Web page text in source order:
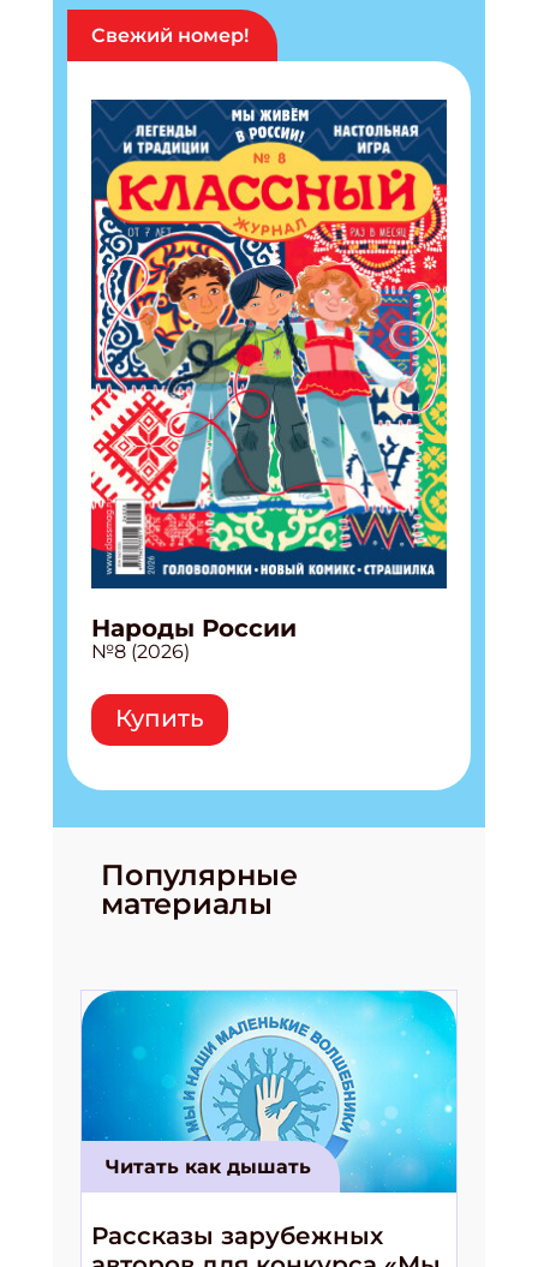
Свежий номер!
Народы России
№8 (2026)
Купить
Популярные
материалы
Читать как дышать
Рассказы зарубежных